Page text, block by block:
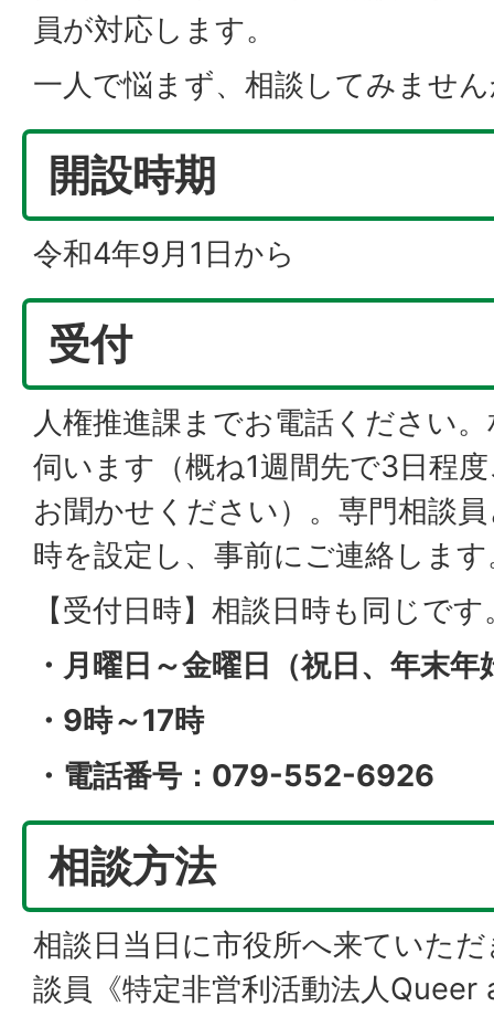
員が対応します。
一人で悩まず、相談してみませ
開設時期
令和4年9月1日から
受付
人権推進課までお電話ください
伺います（概ね1週間先で3日程
お聞かせください）。専門相談
時を設定し、事前にご連絡します
【受付日時】相談日時も同じです
・月曜日～金曜日（祝日、年末
・9時～17時
・電話番号：079-552-6926
相談方法
相談日当日に市役所へ来ていた
談員《特定非営利活動法人Queer